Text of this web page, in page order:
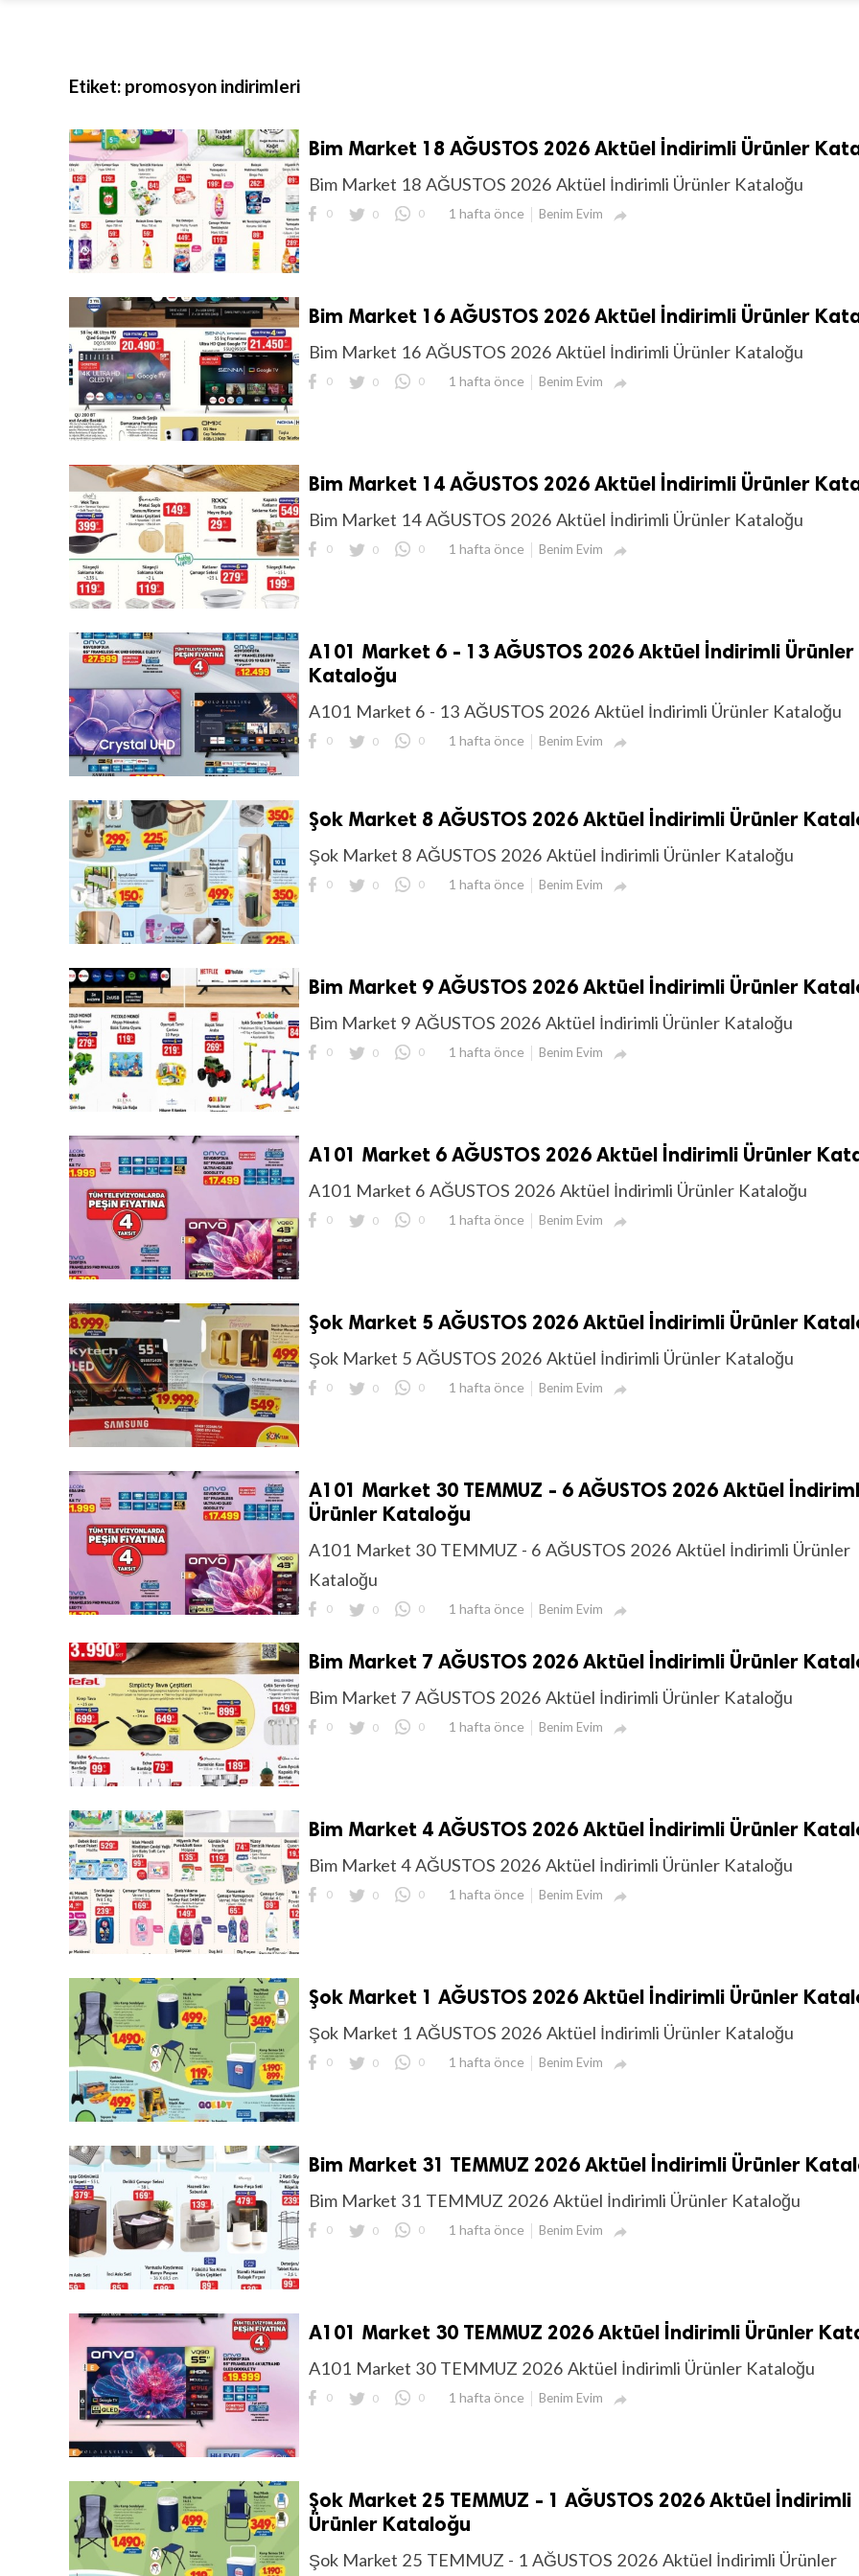
Etiket: promosyon indirimleri
Bim Market 18 AĞUSTOS 2026 Aktüel İndirimli Ürünler
Bim Market 18 AĞUSTOS 2026 Aktüel İndirimli Ürünler Kataloğu
0 0 0 1 hafta önce Benim Evim 
Bim Market 16 AĞUSTOS 2026 Aktüel İndirimli Ürünler
Bim Market 16 AĞUSTOS 2026 Aktüel İndirimli Ürünler Kataloğu
0 0 0 1 hafta önce Benim Evim 
Bim Market 14 AĞUSTOS 2026 Aktüel İndirimli Ürünler
Bim Market 14 AĞUSTOS 2026 Aktüel İndirimli Ürünler Kataloğu
0 0 0 1 hafta önce Benim Evim 
A101 Market 6 - 13 AĞUSTOS 2026 Aktüel İndirimli Ürünler
Kataloğu
A101 Market 6 - 13 AĞUSTOS 2026 Aktüel İndirimli Ürünler Kataloğu
0 0 0 1 hafta önce Benim Evim 
Şok Market 8 AĞUSTOS 2026 Aktüel İndirimli Ürünler
Şok Market 8 AĞUSTOS 2026 Aktüel İndirimli Ürünler Kataloğu
0 0 0 1 hafta önce Benim Evim 
Bim Market 9 AĞUSTOS 2026 Aktüel İndirimli Ürünler
Bim Market 9 AĞUSTOS 2026 Aktüel İndirimli Ürünler Kataloğu
0 0 0 1 hafta önce Benim Evim 
A101 Market 6 AĞUSTOS 2026 Aktüel İndirimli Ürünler
A101 Market 6 AĞUSTOS 2026 Aktüel İndirimli Ürünler Kataloğu
0 0 0 1 hafta önce Benim Evim 
Şok Market 5 AĞUSTOS 2026 Aktüel İndirimli Ürünler
Şok Market 5 AĞUSTOS 2026 Aktüel İndirimli Ürünler Kataloğu
0 0 0 1 hafta önce Benim Evim 
A101 Market 30 TEMMUZ - 6 AĞUSTOS 2026 Aktüel
Ürünler Kataloğu
A101 Market 30 TEMMUZ - 6 AĞUSTOS 2026 Aktüel İndirimli Ürünler
Kataloğu
0 0 0 1 hafta önce Benim Evim 
Bim Market 7 AĞUSTOS 2026 Aktüel İndirimli Ürünler
Bim Market 7 AĞUSTOS 2026 Aktüel İndirimli Ürünler Kataloğu
0 0 0 1 hafta önce Benim Evim 
Bim Market 4 AĞUSTOS 2026 Aktüel İndirimli Ürünler
Bim Market 4 AĞUSTOS 2026 Aktüel İndirimli Ürünler Kataloğu
0 0 0 1 hafta önce Benim Evim 
Şok Market 1 AĞUSTOS 2026 Aktüel İndirimli Ürünler
Şok Market 1 AĞUSTOS 2026 Aktüel İndirimli Ürünler Kataloğu
0 0 0 1 hafta önce Benim Evim 
Bim Market 31 TEMMUZ 2026 Aktüel İndirimli Ürünler
Bim Market 31 TEMMUZ 2026 Aktüel İndirimli Ürünler Kataloğu
0 0 0 1 hafta önce Benim Evim 
A101 Market 30 TEMMUZ 2026 Aktüel İndirimli Ürünler
A101 Market 30 TEMMUZ 2026 Aktüel İndirimli Ürünler Kataloğu
0 0 0 1 hafta önce Benim Evim 
Şok Market 25 TEMMUZ - 1 AĞUSTOS 2026 Aktüel İndirimli
Ürünler Kataloğu
Şok Market 25 TEMMUZ - 1 AĞUSTOS 2026 Aktüel İndirimli Ürünler